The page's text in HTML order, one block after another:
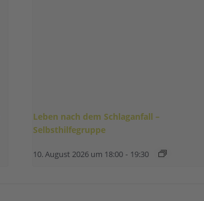
Leben nach dem Schlaganfall –
Selbsthilfegruppe
10. August 2026 um 18:00 - 19:30